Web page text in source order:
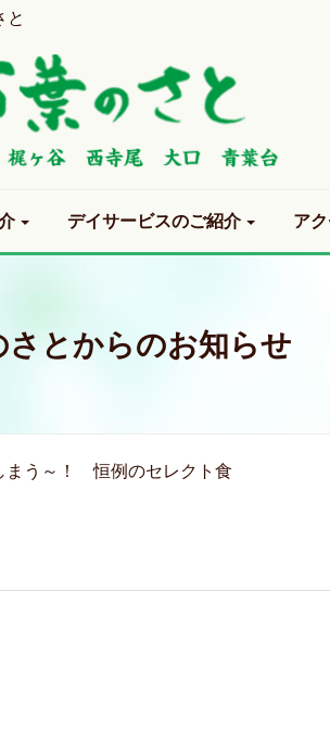
と
デイサービスのご紹介 ア
さとからのお知らせ
まう～！ 恒例のセレクト食